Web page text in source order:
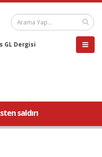
GL Dergisi
saldırı